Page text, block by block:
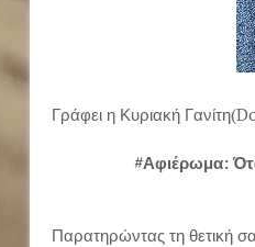
Γράφει η Κυριακή
#Αφιέρωμα:
Παρατηρώντας τη θετική